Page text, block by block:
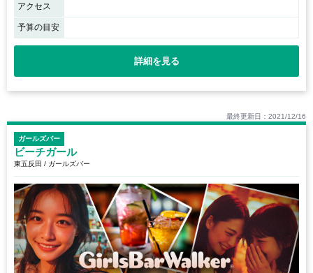
アクセス
予算の目安
詳細を見る
最終更新日：2021/12/16
ガールズバー
ビーチガール
東五反田 / ガールズバー